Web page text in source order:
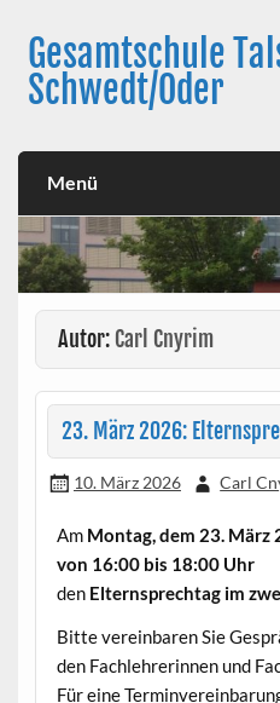
contentGesamtschule
Schwedt/Oder
Menü
Autor: Carl Cnyrim
23. März 2026:
10. März 2026 Carl
Am Montag, dem 23. März
von 16:00 bis 18:00 Uhr
den Elternsprechtag im
Bitte vereinbaren Sie
den Fachlehrerinnen und
Für eine